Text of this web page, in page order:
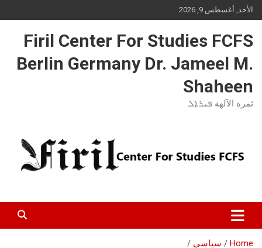
Skip
to
الأحد, أغسطس 9, 2026
Firil Center For Studies FCFS
Berlin Germany Dr. Jameel M.
Shaheen
ثمرة الآلهة ܦܝܪܐܠ
Home
سياسي